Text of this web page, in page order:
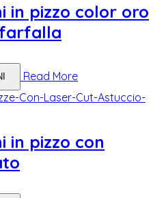
in pizzo color oro
Read More
in pizzo con